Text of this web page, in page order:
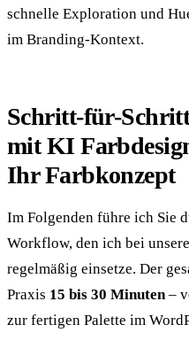
schnelle Exploration und
im Branding-Kontext.
Schritt-für-
mit KI
Ihr Farbkonzept
Im Folgenden führe ich Sie
Workflow, den ich bei
regelmäßig einsetze. Der
Praxis 15 bis 30 Minuten –
zur fertigen Palette im